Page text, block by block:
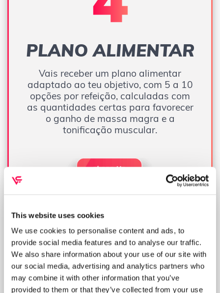
This website uses cookies
We use cookies to personalise content and ads, to
provide social media features and to analyse our traffic.
We also share information about your use of our site with
our social media, advertising and analytics partners who
may combine it with other information that you’ve
provided to them or that they’ve collected from your use
PLANO ALIMENTAR
Vais receber um plano alimentar
adaptado ao teu objetivo, com 5 a 10
opções por refeição, calculadas com
as quantidades certas para favorecer
o ganho de massa magra e a
tonificação muscular.